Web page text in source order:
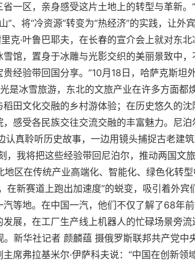
一区，亲身感受这片土地上的转型与革新。
”、将“冷资源”转变为“热经济”的实践，让外
克·叶鲁巴耶夫，在长春的宣介会上就对东
馆，置身于冰雕与光影交织的美丽景致中，
经验带回国分享。”10月18日，哈萨克斯坦
是冰雪旅游，东北的文旅产业在许多方面都
田文化交融的乡村游体验；在历史悠久的
感受各民族交往交流交融的丰富魅力。尼
认真聆听历史故事，一边用镜头捕捉古老建
，我将把这些经验带回尼泊尔，推动两国文
区在传统产业高端化、智能化、绿色化转
新赛道上跑出加速度”的蜕变，吸引着外宾
等地。在中国一汽，他们不仅了解了68年
发展，在工厂生产线上机器人的忙碌场景
新华社记者 颜麟蕴 摄俄罗斯联邦共产党中
席弗拉基米尔·伊萨科夫说：“中国在创新领